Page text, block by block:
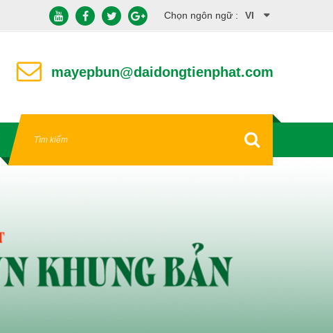
Chọn ngôn ngữ : VI
mayepbun@daidongtienphat.com